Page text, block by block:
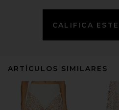
CALIFICA
ARTÍCULOS SIMILARES